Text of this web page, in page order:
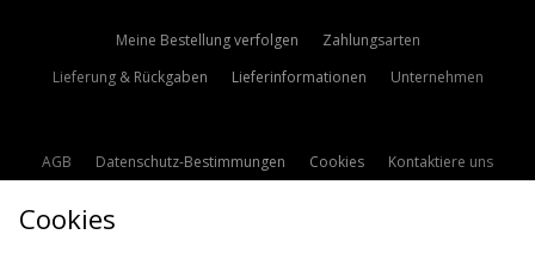
Meine Bestellung verfolgen
Zahlungsarten
Lieferung & Rückgaben
Lieferinformationen Unternehmen
AGB Datenschutz-Bestimmungen Cookies
Kontaktiere uns
Cookies